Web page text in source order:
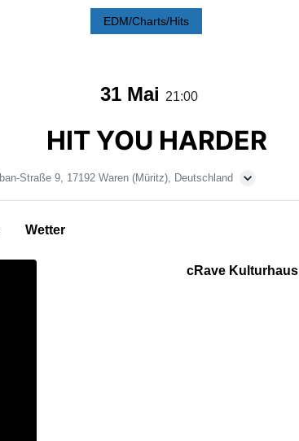
EDM/Charts/Hits
31 Mai 21:00
HIT YOU HARDER
Straße 9, 17192 Waren (Müritz), Deutschland
Wetter
cRave Kulturhaus